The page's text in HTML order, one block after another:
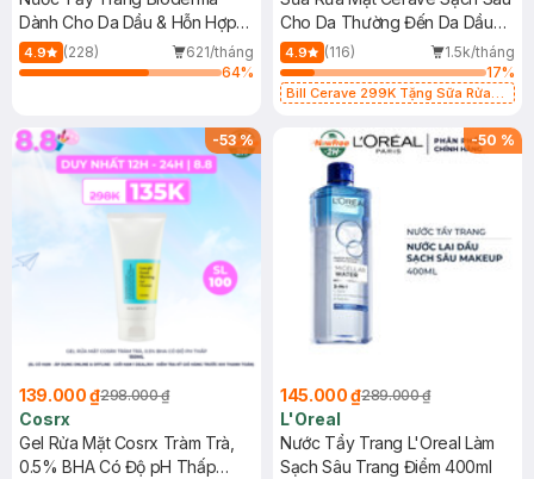
Dành Cho Da Dầu & Hỗn Hợp
500ml
4.9 (228)
621/tháng
64%
Cho Da Thường Đến Da Dầu
473ml
4.9 (116)
1.5k/tháng
17%
Bill Cerave 299K Tặng Sữa Rửa
-53%
139.000 ₫298.000 ₫
Cosrx
Gel Rửa Mặt Cosrx Tràm Trà,
0.5% BHA Có Độ pH Thấp
-50 %
145.000 ₫289.000 ₫
L'Oreal
Nước Tẩy Trang L'Oreal Làm
Sạch Sâu Trang Điểm 400ml